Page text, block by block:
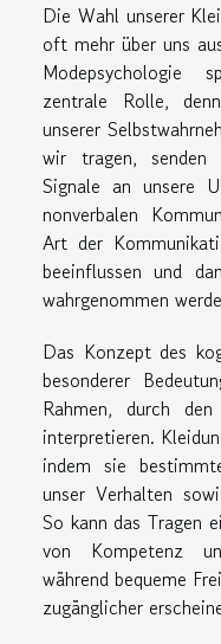
Die Wahl unserer
oft mehr über uns
Modepsychologie
zentrale Rolle,
unserer
wir tragen, senden
Signale an unsere
nonverbalen
Art der
beeinflussen und
wahrgenommen
Das Konzept des
besonderer
Rahmen, durch
interpretieren.
indem sie
unser Verhalten
So kann das Tragen
von Kompetenz
während bequeme
zugänglicher